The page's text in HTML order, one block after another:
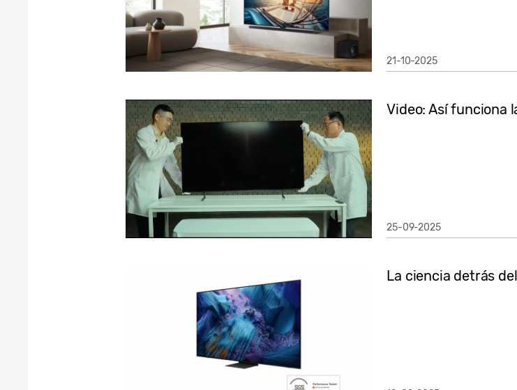
21-10-2025
Video: Así funciona
25-09-2025
La ciencia detrás